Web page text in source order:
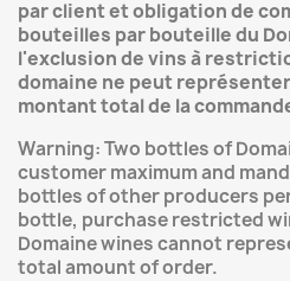
par client etobligation de
bouteilles par bouteille du
l'exclusion de vins à
domaine ne peut
montant total de la
Warning:Two bottles of
customer maximum and
bottles of other producers
bottle, purchase restricted
Domaine wines cannot
total amount of order.